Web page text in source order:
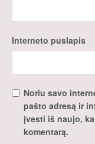
Interneto puslapis
Noriu savo
pašto adresą ir
įvesti iš naujo,
komentarą.